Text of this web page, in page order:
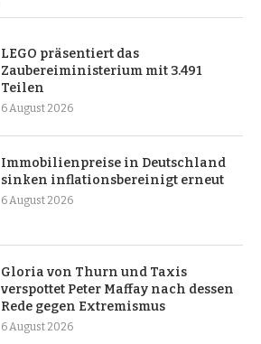
LEGO präsentiert das
Zaubereiministerium mit 3.491
Teilen
6 August 2026
Immobilienpreise in Deutschland
sinken inflationsbereinigt erneut
6 August 2026
Gloria von Thurn und Taxis
verspottet Peter Maffay nach dessen
Rede gegen Extremismus
6 August 2026